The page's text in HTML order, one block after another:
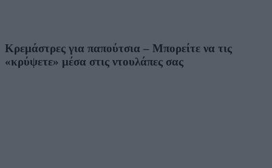
Κρεμάστρες για παπούτσια – Μπορείτε να τις
«κρύψετε» μέσα στις ντουλάπες σας